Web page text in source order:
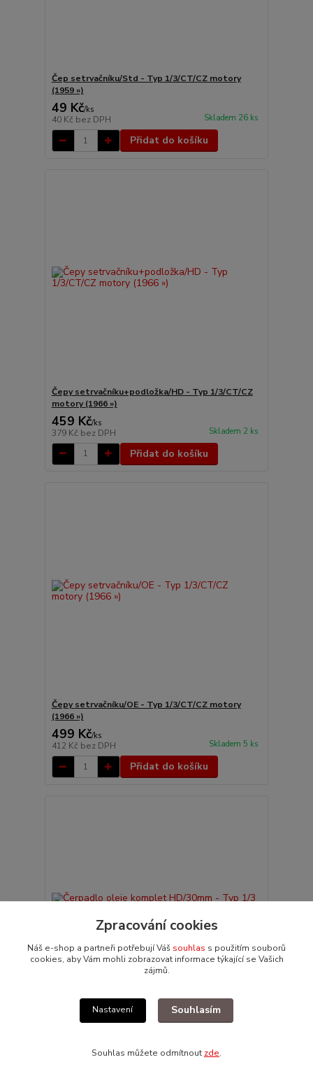
Čep setrvačníku/Std - Typ 1/3/CT/CZ motory
(1959 »)
49 Kč/ks
40 Kč bez DPH Skladem 26 ks
Přidat do košíku
Čepy setrvačníku+podložka/HD - Typ 1/3/CT/CZ
motory (1966 »)
459 Kč/ks
379 Kč bez DPH Skladem 2 ks
Přidat do košíku
Čepy setrvačníku/OE - Typ 1/3/CT/CZ motory
(1966 »)
499 Kč/ks
412 Kč bez DPH Skladem 5 ks
Přidat do košíku
2 732 Kč ks
bez DPH Není skladem
Zpracování cookies
Náš e-shop a partneři potřebují Váš souhlas s použitím souborů
cookies, aby Vám mohli zobrazovat informace týkající se Vašich
zájmů.
Nastavení Souhlasím
Souhlas můžete odmítnout zde.